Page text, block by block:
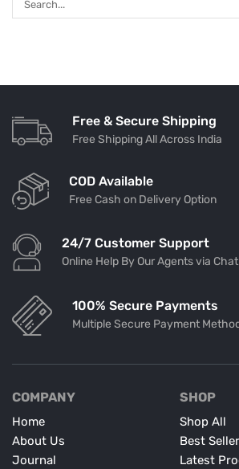
Free & Secure Shipping
Free Shipping All Across India
COD Available
Free Cash on Delivery Option
24/7 Customer Support
Online Help By Our Agents via Chat
100% Secure Payments
Multiple Secure Payment
COMPANY
Home
About Us
Journal
SHOP
Shop All
Best
Latest